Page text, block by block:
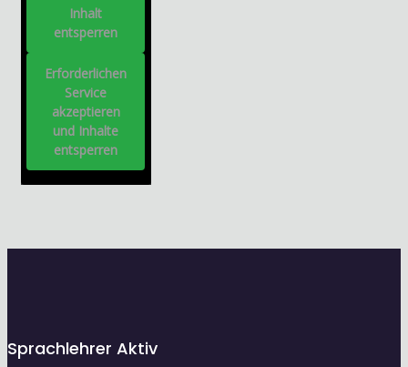
Inhalt
entsperren
Erforderlichen
Service
akzeptieren
und Inhalte
entsperren
Sprachlehrer Aktiv